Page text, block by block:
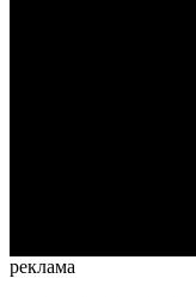
реклама